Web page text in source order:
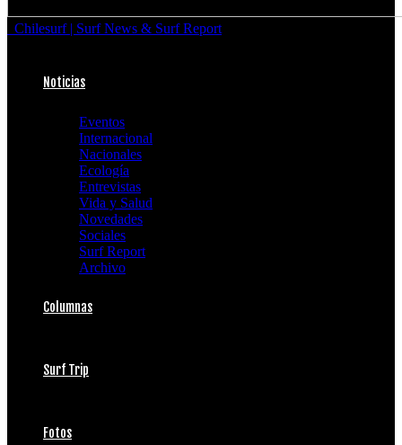
Chilesurf | Surf News & Surf Report
Noticias
Eventos
Internacional
Nacionales
Ecología
Entrevistas
Vida y Salud
Novedades
Sociales
Surf Report
Archivo
Columnas
Surf Trip
Fotos